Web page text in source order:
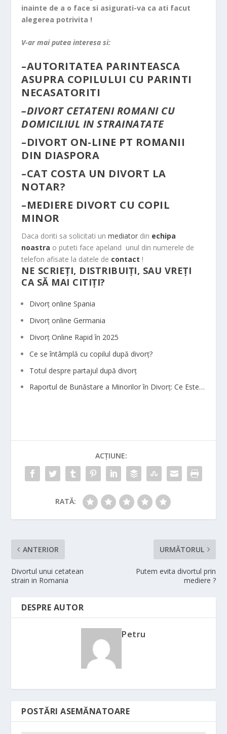
inainte de a o face si asigurati-va ca ati facut
alegerea potrivita !
V-ar mai putea interesa si:
–AUTORITATEA PARINTEASCA
ASUPRA COPILULUI CU PARINTI
NECASATORITI
–DIVORT CETATENI ROMANI CU
DOMICILIUL IN STRAINATATE
–DIVORT ON-LINE PT ROMANII
DIN DIASPORA
–CAT COSTA UN DIVORT LA
NOTAR?
–MEDIERE DIVORT CU COPIL
MINOR
Daca doriti sa solicitati unmediator din echipa
noastra o puteti face apeland unul din numerele de
telefon afisate la datele de contact !
NE SCRIEȚI, DISTRIBUIȚI, SAU VREȚI
CA SĂ MAI CITIȚI?
Divorț online Spania
Divorț online Germania
Divorț Online Rapid în 2025
Ce se întâmplă cu copilul după divorț?
Totul despre partajul după divorț
Raportul de Bunăstare a Minorilor în Divorț: Ce Este…
ACȚIUNE:
RATĂ:
ANTERIOR
Divortul unui cetatean
strain in Romania
URMĂTORUL
Putem evita divortul prin
mediere ?
DESPRE AUTOR
Petru
POSTĂRI ASEMĂNATOARE